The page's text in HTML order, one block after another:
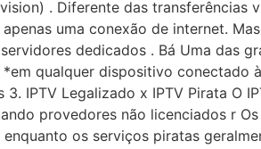
. Diferente das transferências
uma conexão de internet.
dedicados . Bá Uma das
qualquer dispositivo conectado
IPTV Legalizado x IPTV Pirata O
provedores não licenciados r
os serviços piratas